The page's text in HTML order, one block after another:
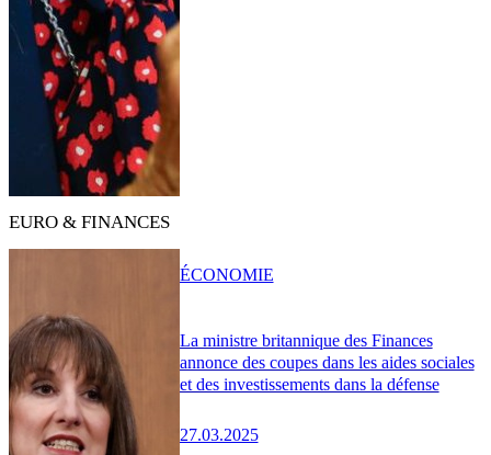
EURO & FINANCES
La ministre britannique des Finances
annonce des coupes dans les aides sociales
et des investissements dans la défense
27.03.2025
ÉCONOMIE